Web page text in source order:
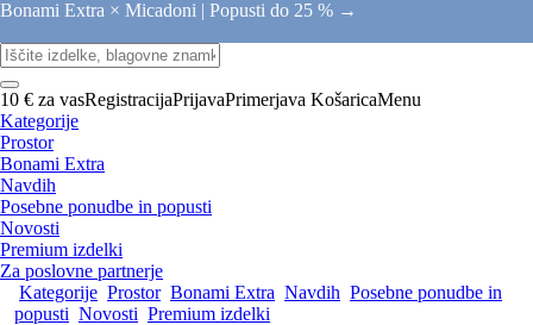
Bonami Extra × Micadoni | Popusti do 25 % →
10 € za vasRegistracijaPrijavaPrimerjava KošaricaMenu
Kategorije
Prostor
Bonami Extra
Navdih
Posebne ponudbe in popusti
Novosti
Premium izdelki
Za poslovne partnerje
Kategorije Prostor Bonami Extra Navdih Posebne ponudbe in
popusti Novosti Premium izdelki